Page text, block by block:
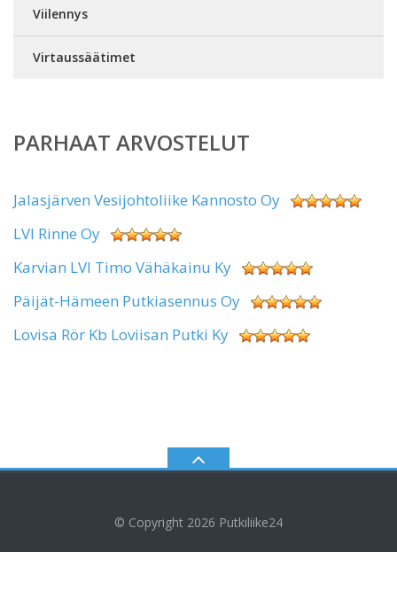
Viilennys
Virtaussäätimet
PARHAAT ARVOSTELUT
Jalasjärven Vesijohtoliike Kannosto Oy
LVI Rinne Oy
Karvian LVI Timo Vähäkainu Ky
Päijät-Hämeen Putkiasennus Oy
Lovisa Rör Kb Loviisan Putki Ky
© Copyright 2026 Putkiliike24